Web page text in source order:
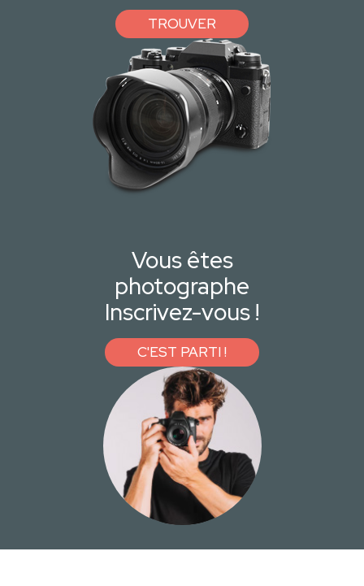
TROUVER
Vous êtes
photographe
Inscrivez-vous !
C'EST PARTI !